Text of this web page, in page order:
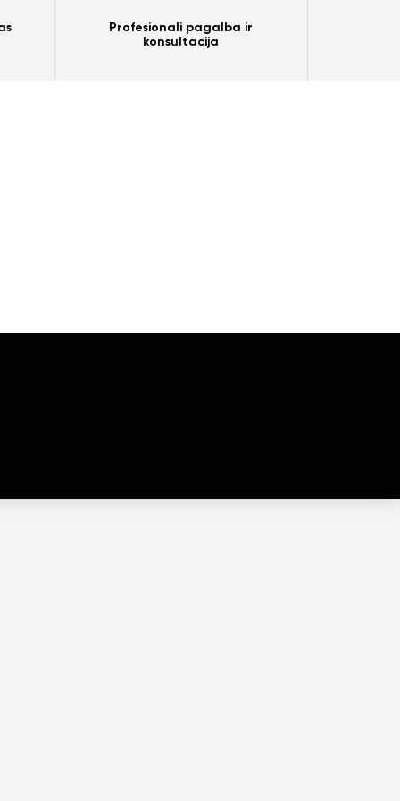
Profesionali pagalba ir
konsultacija